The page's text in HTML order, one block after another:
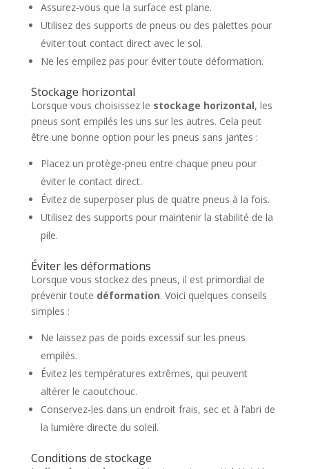
Assurez-vous que la surface est plane.
Utilisez des supports de pneus ou des palettes pour
éviter tout contact direct avec le sol.
Ne les empilez pas pour éviter toute déformation.
Stockage horizontal
Lorsque vous choisissez le stockage horizontal, les
pneus sont empilés les uns sur les autres. Cela peut
être une bonne option pour les pneus sans jantes :
Placez un protège-pneu entre chaque pneu pour
éviter le contact direct.
Évitez de superposer plus de quatre pneus à la fois.
Utilisez des supports pour maintenir la stabilité de la
pile.
Éviter les déformations
Lorsque vous stockez des pneus, il est primordial de
prévenir toute déformation. Voici quelques conseils
simples :
Ne laissez pas de poids excessif sur les pneus
empilés.
Évitez les températures extrêmes, qui peuvent
altérer le caoutchouc.
Conservez-les dans un endroit frais, sec et à l’abri de
la lumière directe du soleil.
Conditions de stockage